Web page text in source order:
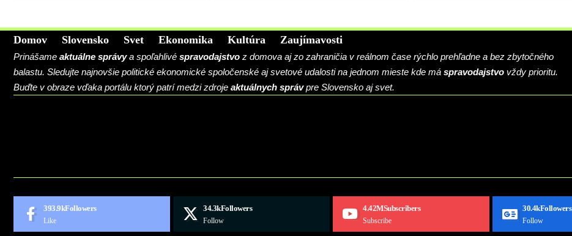
Domov Slovensko Svet Ekonomika Kultúra Zaujímavosti
Prinášame aktuálne správya spoľahlivé spravodajstvo z domova aj zo zahraničia v reálnom čase rýchlo prehľadne a bez zbytočného
balastu. Sledujte najnovšie politické ekonomické spoločenské aj svetové udalosti na jednom mieste kde má spravodajstvo vždy prioritu.
Buďte v obraze vďaka portálu ktorý patrí medzi zdroje aktuálnych správpre Slovensko aj svet.
393.9kFollowers
Like
34.3kFollowers
Follow
4.42MSubscribers
Subscribe
30.4kFollowers
Follow